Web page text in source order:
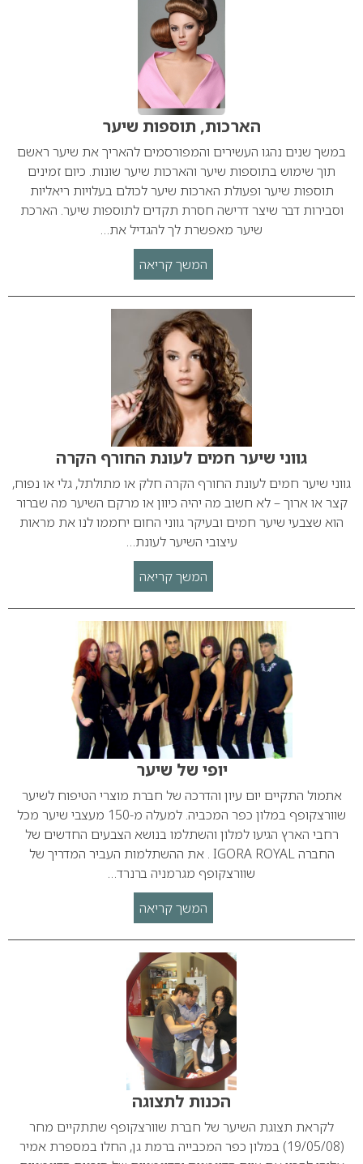
הארכות, תוספות שיער
במשך שנים נהגו העשירים והמפורסמים להאריך את שיער ראשם
תוך שימוש בתוספות שיער והארכות שיער שונות. כיום זמינים
תוספות שיער ופעולת הארכות שיער לכולם בעלויות ריאליות
וסבירות דבר שיצר דרישה חסרת תקדים לתוספות שיער. הארכת
שיער מאפשרת לך להגדיל את…
המשך קריאה
גווני שיער חמים לעונת החורף הקרה
גווני שיער חמים לעונת החורף הקרה חלק או מתולתל, גלי או נפוח,
קצר או ארוך – לא חשוב מה יהיה כיוון או מרקם השיער מה שברור
הוא שצבעי שיער חמים ובעיקר גווני החום יחממו לנו את מראות
עיצובי השיער לעונת…
המשך קריאה
יופי של שיער
אתמול התקיים יום עיון והדרכה של חברת מוצרי הטיפוח לשיער
שוורצקופף במלון כפר המכביה. למעלה מ-150 מעצבי שיער מכל
רחבי הארץ הגיעו למלון והשתלמו בנושא הצבעים החדשים של
החברה IGORA ROYAL . את ההשתלמות העביר המדריך של
שוורצקופף מגרמניה ברנרד…
המשך קריאה
הכנות לתצוגה
לקראת תצוגת השיער של חברת שוורצקופף שתתקיים מחר
(19/05/08) במלון כפר המכבייה ברמת גן, החלו במספרת אמיר